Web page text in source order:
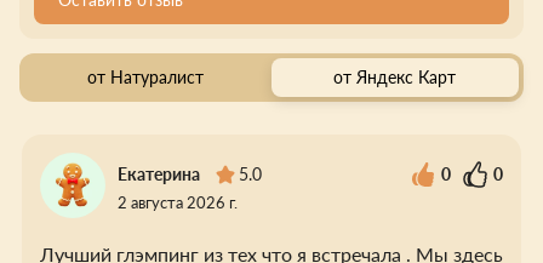
от Натуралист от Яндекс Карт
Екатерина 5.0 0 0
2 августа 2026 г.
Лучший глэмпинг из тех что я встречала . Мы здесь